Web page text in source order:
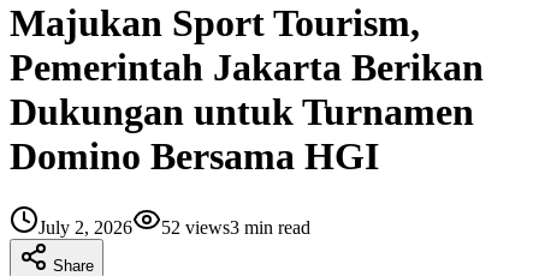
Majukan Sport Tourism,
Pemerintah Jakarta Berikan
Dukungan untuk Turnamen
Domino Bersama HGI
July 2, 2026 52 views3 min read
Share